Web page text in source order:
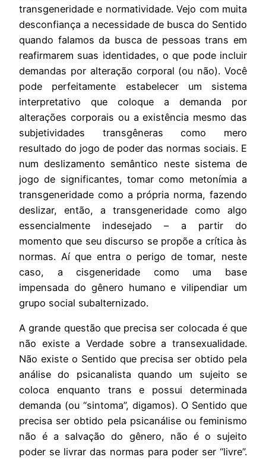
transgeneridade e normatividade. Vejo com muita
desconfiança a necessidade de busca do Sentido
quando falamos da busca de pessoas trans em
reafirmarem suas identidades, o que pode incluir
demandas por alteração corporal (ou não). Você
pode perfeitamente estabelecer um sistema
interpretativo que coloque a demanda por
alterações corporais ou a existência mesmo das
subjetividades transgêneras como mero
resultado do jogo de poder das normas sociais. E
num deslizamento semântico neste sistema de
jogo de significantes, tomar como metonímia a
transgeneridade como a própria norma, fazendo
deslizar, então, a transgeneridade como algo
essencialmente indesejado – a partir do
momento que seu discurso se propõe a crítica às
normas. Aí que entra o perigo de tomar, neste
caso, a cisgeneridade como uma base
impensada do gênero humano e vilipendiar um
grupo social subalternizado.
A grande questão que precisa ser colocada é que
não existe a Verdade sobre a transexualidade.
Não existe o Sentido que precisa ser obtido pela
análise do psicanalista quando um sujeito se
coloca enquanto trans e possui determinada
demanda (ou “sintoma”, digamos). O Sentido que
precisa ser obtido pela psicanálise ou feminismo
não é a salvação do gênero, não é o sujeito
poder se livrar das normas para poder ser “livre”.